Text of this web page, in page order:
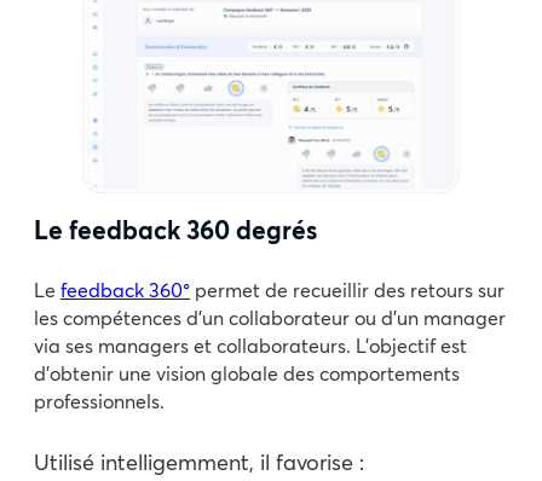
Le feedback 360 degrés
Le feedback 360° permet de recueillir des retours sur
les compétences d’un collaborateur ou d’un manager
via ses managers et collaborateurs. L’objectif est
d’obtenir une vision globale des comportements
professionnels.
Utilisé intelligemment, il favorise :